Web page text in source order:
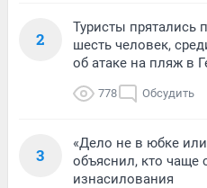
2
Туристы прятались
шесть человек,
об атаке на пляж в
778 Обсудить
3
«Дело не в юбке
объяснил, кто чаще
изнасилования